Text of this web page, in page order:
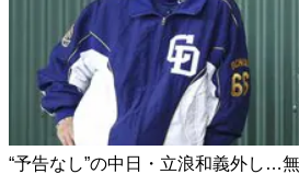
“予告なし”の中日・立浪和義外し…